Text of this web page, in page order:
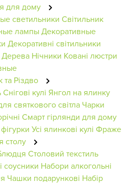
для дому
светильники Світильник
лампыДекоративные
Декоративні світильники
Дерева Нічники Ковані люстри
Різдво
Снігові кулі Янгол на ялинку
святкового світла Чарки
Смарт гірлянди для дому
Усі ялинкові кулі Фраже
столу
Столовий текстиль
соусники Набори алкогольні
Чашки подарункові Набір